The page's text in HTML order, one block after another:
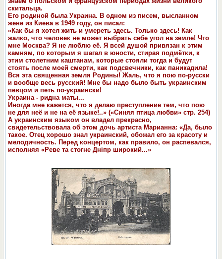
скитальца.
Его родиной была Украина. В одном из писем, высланном
жене из Киева в 1949 году, он писал:
«Как бы я хотел жить и умереть здесь. Только здесь! Как
жалко, что человек не может выбрать себе угол на земле! Что
мне Москва? Я не люблю её. Я всей душой привязан к этим
камням, по которым я шагал в юности, стирая подмётки, к
этим столетним каштанам, которые стояли тогда и будут
стоять после моей смерти, как подсвечники, как паникадила!
Вся эта священная земля Родины! Жаль, что я пою по-русски
и вообще весь русский! Мне бы надо было быть украинским
певцом и петь по-украински!
Украина - ридна маты...
Иногда мне кажется, что я делаю преступление тем, что пою
не для неё и не на её языке!..» («Синяя птица любви» стр. 254)
А украинским языком он владел прекрасно,
свидетельствовала об этом дочь артиста Марианна: «Да, было
такое. Отец хорошо знал украинский, обожал его за красоту и
мелодичность. Перед концертом, как правило, он распевался,
исполняя «Реве та стогне Дніпр широкий...»